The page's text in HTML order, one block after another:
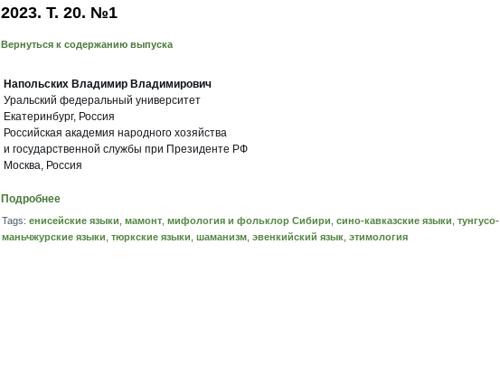
2023. Т. 20. №1
Вернуться к содержанию выпуска
Напольских Владимир Владимирович
Уральский федеральный университет
Екатеринбург, Россия
Российская академия народного хозяйства
и государственной службы при Президенте РФ
Москва, Россия
Подробнее
Tags: енисейские языки мамонт мифология и фольклор Сибири сино-кавказские языки тунгусо-
маньчжурские языки тюркские языки шаманизм эвенкийский язык этимология